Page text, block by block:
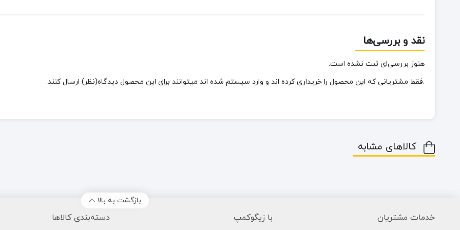
نقد و بررسی‌ها
هنوز بررسی‌ای ثبت نشده است.
.فقط مشتریانی که این محصول را خریداری کرده اند و وارد سیستم شده اند میتوانند برای این محصول دیدگاه(نظر) ارسال کنند.
کالاهای مشابه
بازگشت به بالا
خدمات مشتریان با زیگوکمپ دسته‌بندی کالاها